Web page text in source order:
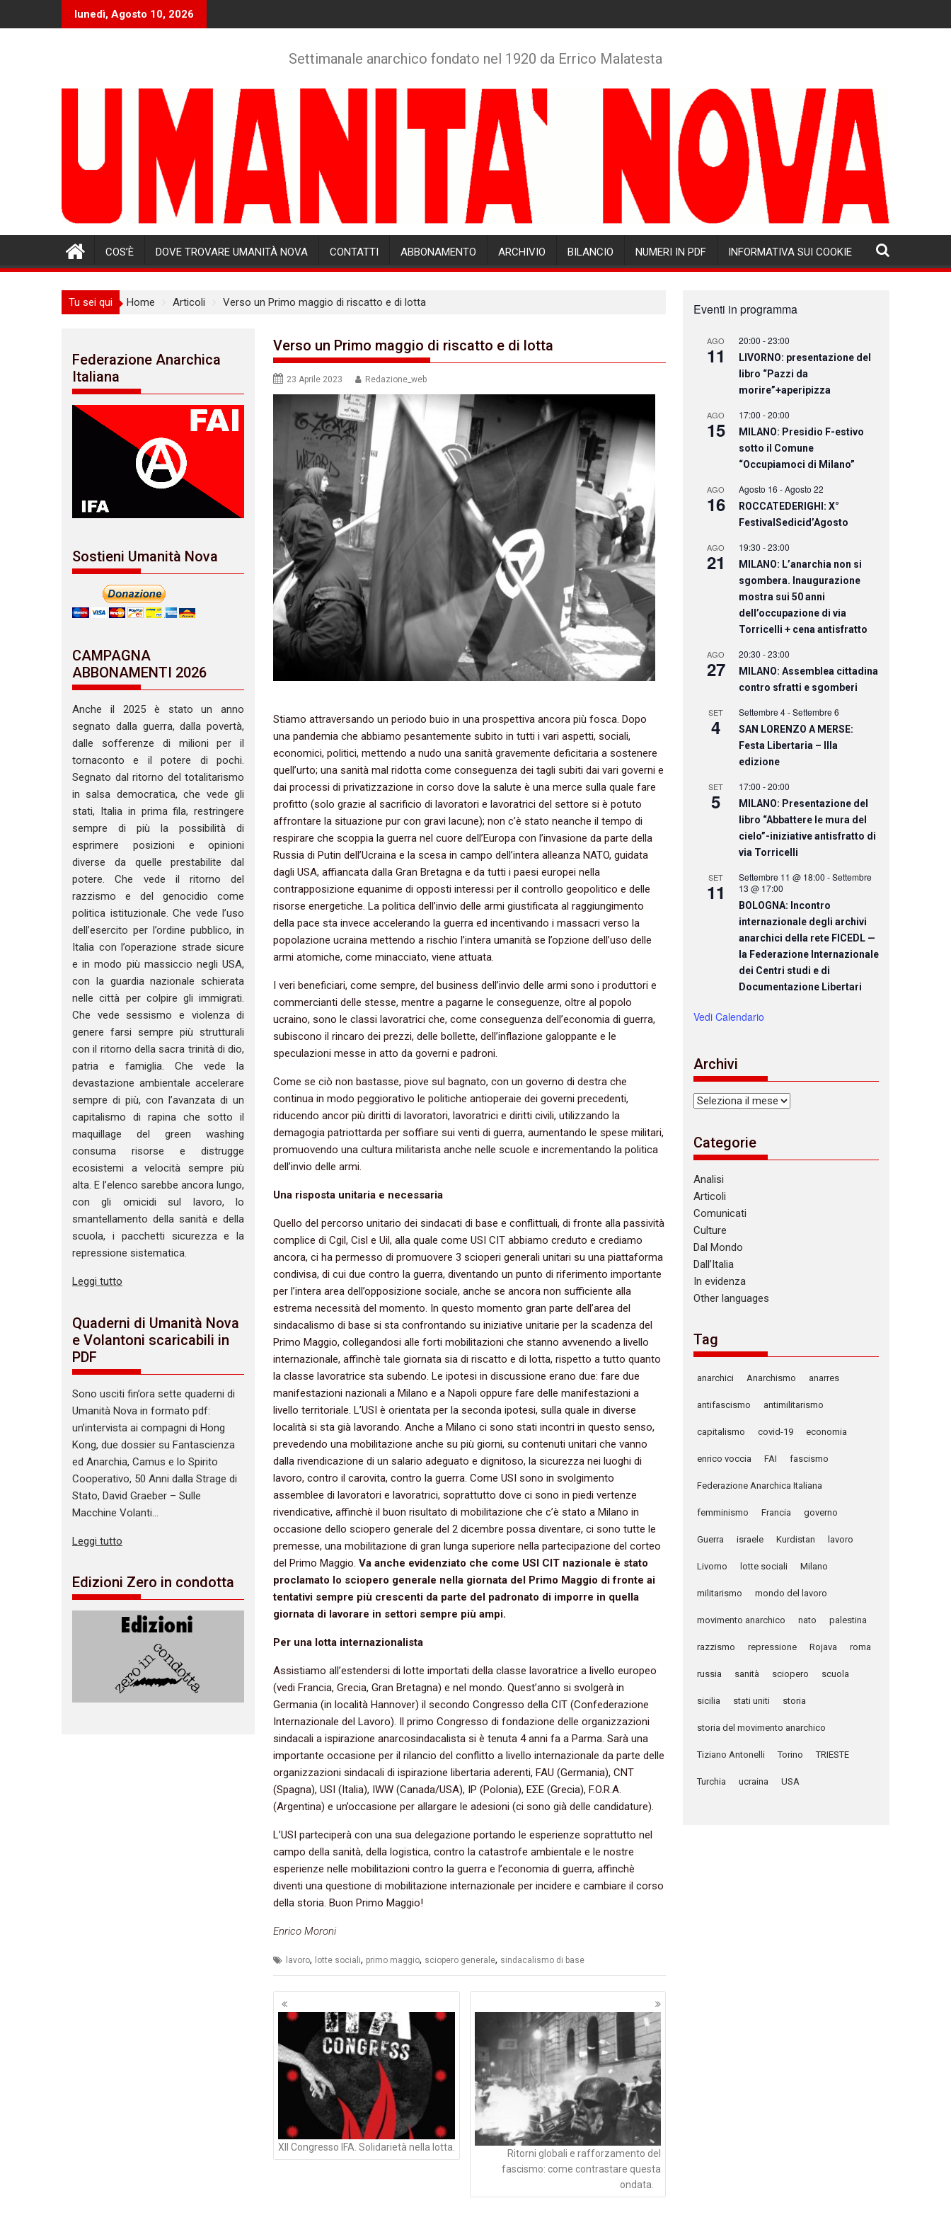
lunedì, Agosto 10, 2026
Settimanale anarchico fondato nel 1920 da Errico Malatesta
COS’È DOVE TROVARE UMANITÀ NOVA CONTATTI ABBONAMENTO ARCHIVIO BILANCIO NUMERI IN PDF INFORMATIVA SUI COOKIE
Tu sei qui Home Articoli Verso un Primo maggio di riscatto e di lotta
Verso un Primo maggio di riscatto e di lotta
23 Aprile 2023 Redazione_web
Stiamo attraversando un periodo buio in una prospettiva ancora più fosca. Dopo
una pandemia che abbiamo pesantemente subito in tutti i vari aspetti, sociali,
economici, politici, mettendo a nudo una sanità gravemente deficitaria a sostenere
quell’urto; una sanità mal ridotta come conseguenza dei tagli subiti dai vari governi e
dai processi di privatizzazione in corso dove la salute è una merce sulla quale fare
profitto (solo grazie al sacrificio di lavoratori e lavoratrici del settore si è potuto
affrontare la situazione pur con gravi lacune); non c’è stato neanche il tempo di
respirare che scoppia la guerra nel cuore dell’Europa con l’invasione da parte della
Russia di Putin dell’Ucraina e la scesa in campo dell’intera alleanza NATO, guidata
dagli USA, affiancata dalla Gran Bretagna e da tutti i paesi europei nella
contrapposizione equanime di opposti interessi per il controllo geopolitico e delle
risorse energetiche. La politica dell’invio delle armi giustificata al raggiungimento
della pace sta invece accelerando la guerra ed incentivando i massacri verso la
popolazione ucraina mettendo a rischio l’intera umanità se l’opzione dell’uso delle
armi atomiche, come minacciato, viene attuata.
I veri beneficiari, come sempre, del business dell’invio delle armi sono i produttori e
commercianti delle stesse, mentre a pagarne le conseguenze, oltre al popolo
ucraino, sono le classi lavoratrici che, come conseguenza dell’economia di guerra,
subiscono il rincaro dei prezzi, delle bollette, dell’inflazione galoppante e le
speculazioni messe in atto da governi e padroni.
Come se ciò non bastasse, piove sul bagnato, con un governo di destra che
continua in modo peggiorativo le politiche antioperaie dei governi precedenti,
riducendo ancor più diritti di lavoratori, lavoratrici e diritti civili, utilizzando la
demagogia patriottarda per soffiare sui venti di guerra, aumentando le spese militari,
promuovendo una cultura militarista anche nelle scuole e incrementando la politica
dell’invio delle armi.
Una risposta unitaria e necessaria
Quello del percorso unitario dei sindacati di base e conflittuali, di fronte alla passività
complice di Cgil, Cisl e Uil, alla quale come USI CIT abbiamo creduto e crediamo
ancora, ci ha permesso di promuovere 3 scioperi generali unitari su una piattaforma
condivisa, di cui due contro la guerra, diventando un punto di riferimento importante
per l’intera area dell’opposizione sociale, anche se ancora non sufficiente alla
estrema necessità del momento. In questo momento gran parte dell’area del
sindacalismo di base si sta confrontando su iniziative unitarie per la scadenza del
Primo Maggio, collegandosi alle forti mobilitazioni che stanno avvenendo a livello
internazionale, affinchè tale giornata sia di riscatto e di lotta, rispetto a tutto quanto
la classe lavoratrice sta subendo. Le ipotesi in discussione erano due: fare due
manifestazioni nazionali a Milano e a Napoli oppure fare delle manifestazioni a
livello territoriale. L’USI è orientata per la seconda ipotesi, sulla quale in diverse
località si sta già lavorando. Anche a Milano ci sono stati incontri in questo senso,
prevedendo una mobilitazione anche su più giorni, su contenuti unitari che vanno
dalla rivendicazione di un salario adeguato e dignitoso, la sicurezza nei luoghi di
lavoro, contro il carovita, contro la guerra. Come USI sono in svolgimento
assemblee di lavoratori e lavoratrici, soprattutto dove ci sono in piedi vertenze
rivendicative, affinchè il buon risultato di mobilitazione che c’è stato a Milano in
occasione dello sciopero generale del 2 dicembre possa diventare, ci sono tutte le
premesse, una mobilitazione di gran lunga superiore nella partecipazione del corteo
del Primo Maggio. Va anche evidenziato che come USI CIT nazionale è stato
proclamato lo sciopero generale nella giornata del Primo Maggio di fronte ai
tentativi sempre più crescenti da parte del padronato di imporre in quella
giornata di lavorare in settori sempre più ampi.
Per una lotta internazionalista
Assistiamo all’estendersi di lotte importati della classe lavoratrice a livello europeo
(vedi Francia, Grecia, Gran Bretagna) e nel mondo. Quest’anno si svolgerà in
Germania (in località Hannover) il secondo Congresso della CIT (Confederazione
Internazionale del Lavoro). Il primo Congresso di fondazione delle organizzazioni
sindacali a ispirazione anarcosindacalista si è tenuta 4 anni fa a Parma. Sarà una
importante occasione per il rilancio del conflitto a livello internazionale da parte delle
organizzazioni sindacali di ispirazione libertaria aderenti, FAU (Germania), CNT
(Spagna), USI (Italia), IWW (Canada/USA), IP (Polonia), ΕΣΕ (Grecia), F.O.R.A.
(Argentina) e un’occasione per allargare le adesioni (ci sono già delle candidature).
L’USI parteciperà con una sua delegazione portando le esperienze soprattutto nel
campo della sanità, della logistica, contro la catastrofe ambientale e le nostre
esperienze nelle mobilitazioni contro la guerra e l’economia di guerra, affinchè
diventi una questione di mobilitazione internazionale per incidere e cambiare il corso
della storia. Buon Primo Maggio!
Enrico Moroni
lavoro, lotte sociali, primo maggio, sciopero generale, sindacalismo di base
Navigazione
articoli
XII Congresso IFA. Solidarietà nella lotta.
Ritorni globali e rafforzamento del
fascismo: come contrastare questa
ondata.
Federazione Anarchica
Italiana
Sostieni Umanità Nova
CAMPAGNA
ABBONAMENTI 2026
Anche il 2025 è stato un anno
segnato dalla guerra, dalla povertà,
dalle sofferenze di milioni per il
tornaconto e il potere di pochi.
Segnato dal ritorno del totalitarismo
in salsa democratica, che vede gli
stati, Italia in prima fila, restringere
sempre di più la possibilità di
esprimere posizioni e opinioni
diverse da quelle prestabilite dal
potere. Che vede il ritorno del
razzismo e del genocidio come
politica istituzionale. Che vede l’uso
dell’esercito per l’ordine pubblico, in
Italia con l’operazione strade sicure
e in modo più massiccio negli USA,
con la guardia nazionale schierata
nelle città per colpire gli immigrati.
Che vede sessismo e violenza di
genere farsi sempre più strutturali
con il ritorno della sacra trinità di dio,
patria e famiglia. Che vede la
devastazione ambientale accelerare
sempre di più, con l’avanzata di un
capitalismo di rapina che sotto il
maquillage del green washing
consuma risorse e distrugge
ecosistemi a velocità sempre più
alta. E l’elenco sarebbe ancora lungo,
con gli omicidi sul lavoro, lo
smantellamento della sanità e della
scuola, i pacchetti sicurezza e la
repressione sistematica.
Leggi tutto
Quaderni di Umanità Nova
e Volantoni scaricabili in
PDF
Sono usciti fin’ora sette quaderni di
Umanità Nova in formato pdf:
un’intervista ai compagni di Hong
Kong, due dossier su Fantascienza
ed Anarchia, Camus e lo Spirito
Cooperativo, 50 Anni dalla Strage di
Stato, David Graeber – Sulle
Macchine Volanti…
Leggi tutto
Edizioni Zero in condotta
Eventi in programma
AGO
11
20:00 -23:00
LIVORNO: presentazione del
libro “Pazzi da
morire”+aperipizza
AGO
15
17:00 -20:00
MILANO: Presidio F-estivo
sotto il Comune
“Occupiamoci di Milano”
AGO
16
Agosto 16 -Agosto 22
ROCCATEDERIGHI: X°
FestivalSedicid’Agosto
AGO
21
19:30 -23:00
MILANO: L’anarchia non si
sgombera. Inaugurazione
mostra sui 50 anni
dell’occupazione di via
Torricelli + cena antisfratto
AGO
27
20:30 -23:00
MILANO: Assemblea cittadina
contro sfratti e sgomberi
SET
4
Settembre 4-Settembre 6
SAN LORENZO A MERSE:
Festa Libertaria – IIIa
edizione
SET
5
17:00 -20:00
MILANO: Presentazione del
libro “Abbattere le mura del
cielo”-iniziative antisfratto di
via Torricelli
SET
11
Settembre 11 @ 18:00 -Settembre
13 @ 17:00
BOLOGNA: Incontro
internazionale degli archivi
anarchici della rete FICEDL —
la Federazione Internazionale
dei Centri studi e di
Documentazione Libertari
Vedi Calendario
Archivi
Archivi
Categorie
Analisi
Articoli
Comunicati
Culture
Dal Mondo
Dall’Italia
In evidenza
Other languages
Tag
anarchici Anarchismo anarres
antifascismo antimilitarismo
capitalismo covid-19 economia
enrico voccia FAI fascismo
Federazione Anarchica Italiana
femminismo Francia governo
Guerra israele Kurdistan lavoro
Livorno lotte sociali Milano
militarismo mondo del lavoro
movimento anarchico nato palestina
razzismo repressione Rojava roma
russia sanità sciopero scuola
sicilia stati uniti storia
storia del movimento anarchico
Tiziano Antonelli Torino TRIESTE
Turchia ucraina USA